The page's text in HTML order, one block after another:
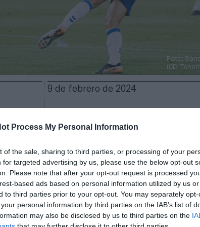
Process My Personal Information
of the sale, sharing to third parties, or processing of your
for targeted advertising by us, please use the below opt-out
Please note that after your opt-out request is processed
based ads based on personal information utilized by us
to third parties prior to your opt-out. You may separately
personal information by third parties on the IAB’s list of
may also be disclosed by us to third parties on the
Foto:
(CD
9 de febrero de 2024
en su capital social. Esto es un 58% de
los
quiere recabar con esta operación
, cuyo
financiera para poder ampliar su límite
esta temporada) y ayudar a que el primer
de ascenso”, según explicó en octubre su